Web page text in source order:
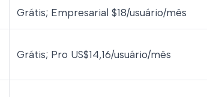
Grátis; Empresarial $18/usuário/mês
Grátis; Pro US$14,16/usuário/mês